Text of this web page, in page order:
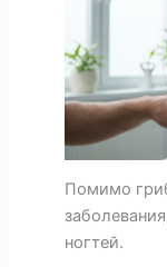
Помимо
ногтей.